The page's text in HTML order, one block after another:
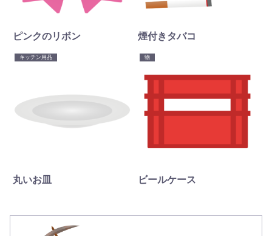
ピンクのリボン 煙付きタバコ
キッチン用品
丸いお皿
物
ビールケース